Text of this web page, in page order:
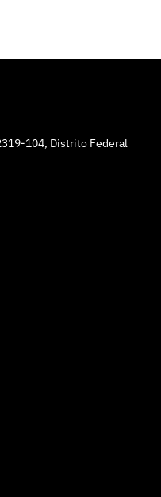
104, Distrito Federal